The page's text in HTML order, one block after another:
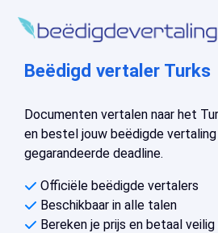
Beëdigd vertaler Turks
Documenten vertalen naar het
en bestel jouw beëdigde
gegarandeerde deadline.
Officiële beëdigde vertalers
Beschikbaar in alle talen
Bereken je prijs en betaal veilig